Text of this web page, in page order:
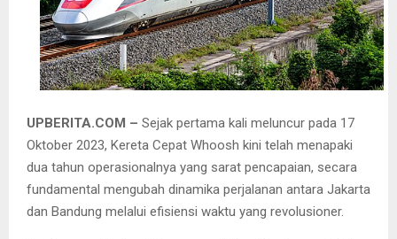
UPBERITA.COM – Sejak pertama kali meluncur pada 17
Oktober 2023, Kereta Cepat Whoosh kini telah menapaki
dua tahun operasionalnya yang sarat pencapaian, secara
fundamental mengubah dinamika perjalanan antara Jakarta
dan Bandung melalui efisiensi waktu yang revolusioner.